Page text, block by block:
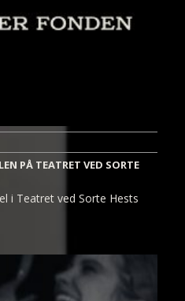
PÅ TEATRET VED SORTE
i Teatret ved Sorte Hests